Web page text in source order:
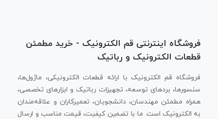
فروشگاه اینترنتی قم الکترونیک - خرید مطمئن
قطعات الکترونیک و رباتیک
فروشگاه قم الکترونیک با ارائه قطعات الکترونیکی، ماژول‌ها،
سنسورها، بردهای توسعه، تجهیزات رباتیک و ابزارهای تخصصی،
همراه مطمئن مهندسان، دانشجویان، تعمیرکاران و علاقه‌مندان
به الکترونیک است. ما با تضمین کیفیت، قیمت مناسب و ارسال